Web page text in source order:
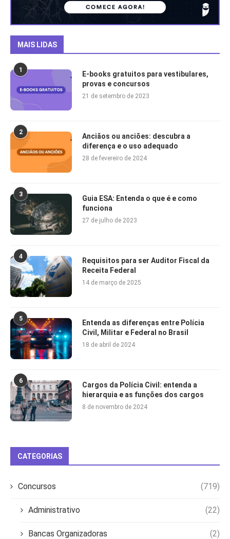
MAIS LIDAS
1
E-books gratuitos para vestibulares,
provas e concursos
21 de setembro de 2023
2
Anciãos ou anciões: descubra a
diferença e o uso adequado
28 de fevereiro de 2024
3
Guia ESA: Entenda o que é e como
funciona
27 de julho de 2023
4
Requisitos para ser Auditor Fiscal da
Receita Federal
14 de março de 2025
5
Entenda as diferenças entre Polícia
Civil, Militar e Federal no Brasil
18 de abril de 2024
6
Cargos da Polícia Civil: entenda a
hierarquia e as funções dos cargos
8 de novembro de 2024
CATEGORIAS
Concursos (719)
Administrativo (22)
Bancas Organizadoras (2)